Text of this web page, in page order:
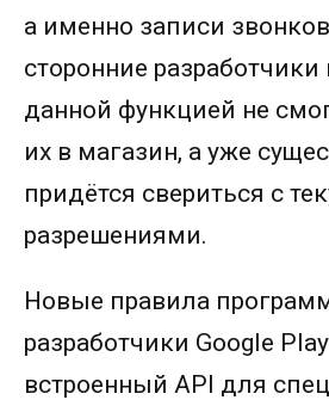
а именно записи
сторонние
данной функцией не
их в магазин, а уже
придётся свериться с
разрешениями.
Новые правила
разработчики Google
встроенный API для